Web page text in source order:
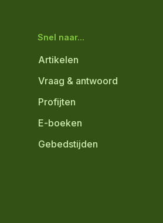
Snel naar...
Artikelen
Vraag & antwoord
Profijten
E-boeken
Gebedstijden